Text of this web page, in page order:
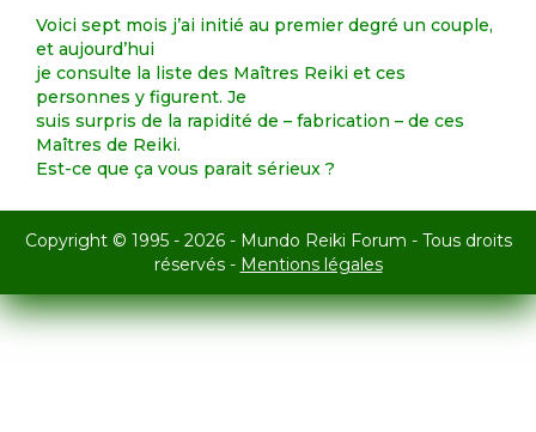
Voici sept mois j’ai initié au premier degré un couple,
et aujourd’hui
je consulte la liste des Maîtres Reiki et ces
personnes y figurent. Je
suis surpris de la rapidité de – fabrication – de ces
Maîtres de Reiki.
Est-ce que ça vous parait sérieux ?
Copyright © 1995 - 2026 - Mundo Reiki Forum - Tous droits
réservés - Mentions légales